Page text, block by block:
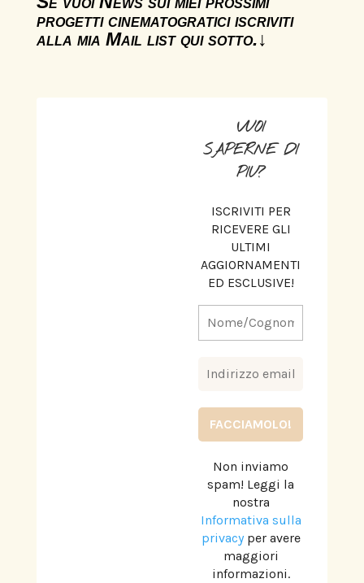
progetti cinematogratici iscriviti
alla mia Mail list qui sotto.↓
VUOI
SAPERNE DI
PIU?
ISCRIVITI PER
RICEVERE GLI
ULTIMI
AGGIORNAMENTI
ED ESCLUSIVE!
Non inviamo
spam! Leggi la
nostra
Informativa sulla
privacyper avere
maggiori
informazioni.